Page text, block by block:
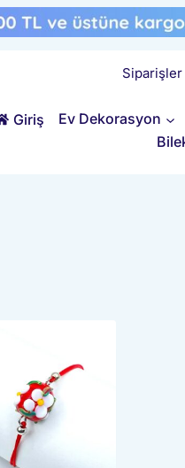
Siparişler
Giriş Ev Dekorasyon